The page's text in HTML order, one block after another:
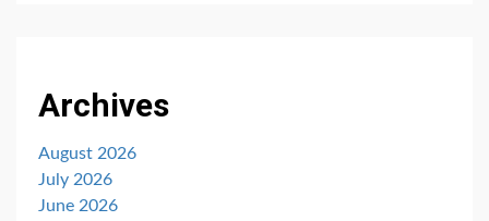
Archives
August 2026
July 2026
June 2026